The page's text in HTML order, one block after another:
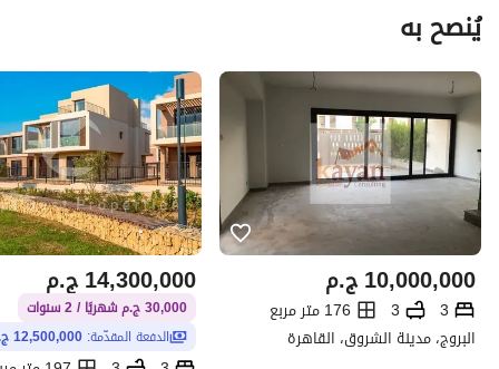
يُنصح به
ج.م10,000,000
3
3
176 متر مربع
البروج، مدينة الشروق، القاهرة
ج.م14,300,000
30,000 ج.م شهريًا / 2 سنوات
الدفعة المقدّمة: 12,500,000 ج.م